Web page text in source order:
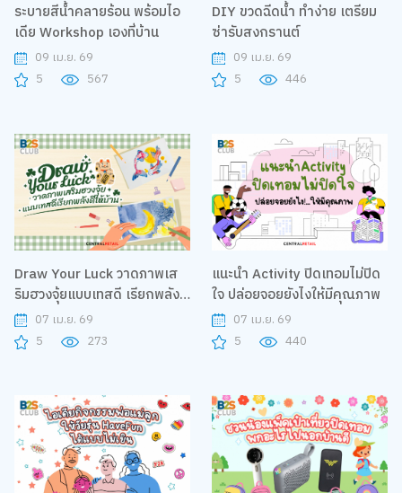
ระบายสีน้ำคลายร้อน พร้อมไอ
เดีย Workshop เองที่บ้าน
09 เม.ย. 69
5
567
DIY ขวดฉีดน้ำ ทำง่าย เตรียม
ซ่ารับสงกรานต์
09 เม.ย. 69
5
446
Draw Your Luck วาดภาพเส
ริมฮวงจุ้ยแบบเทสดี เรียกพลังดี
ให้บ้าน07 เม.ย. 69
5
273
แนะนำ Activity ปิดเทอมไม่ปิด
ใจ ปล่อยจอยยังไงให้มีคุณภาพ
07 เม.ย. 69
5
440